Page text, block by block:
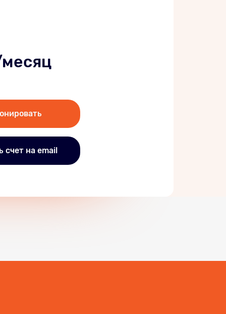
счет на email